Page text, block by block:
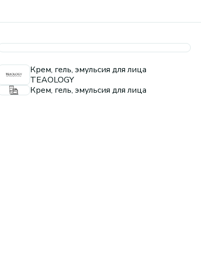
Крем, гель, эмульсия для лица
TEAOLOGY
Крем, гель, эмульсия для лица